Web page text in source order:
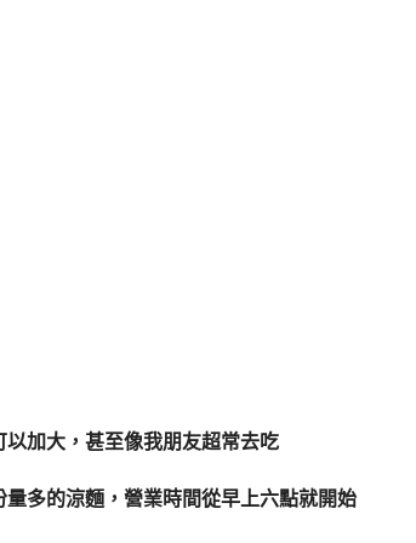
加大，甚至像我朋友超常去吃
多的涼麵，營業時間從早上六點就開始